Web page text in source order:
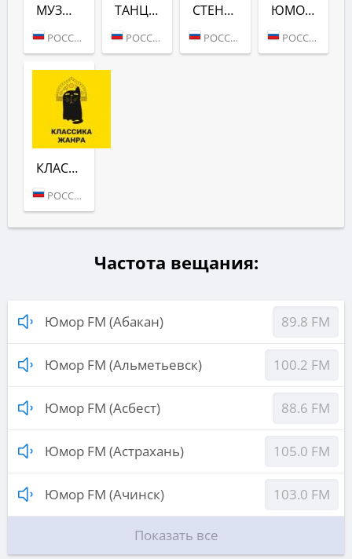
МУЗЫКА (ЮМОР FM)
РОССИЯ (МОСКВА)
ТАНЦУЮТ ВСЕ! (ЮМОР FM)
РОССИЯ (МОСКВА)
СТЕНДАПЫ (ЮМОР FM)
РОССИЯ (МОСКВА)
ЮМОР NON-STOP (ЮМОР FM)
РОССИЯ (МОСКВА)
КЛАССИКА ЖАНРА (ЮМОР FM)
РОССИЯ (МОСКВА)
Частота вещания:
Юмор FM (Абакан) 89.8 FM
Юмор FM (Альметьевск) 100.2 FM
Юмор FM (Асбест) 88.6 FM
Юмор FM (Астрахань) 105.0 FM
Юмор FM (Ачинск) 103.0 FM
Показать все